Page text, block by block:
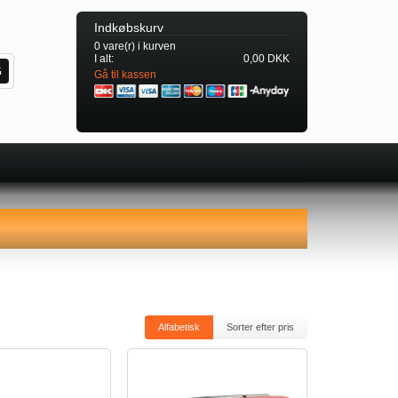
Indkøbskurv
0 vare(r) i kurven
I alt:
0,00 DKK
Gå til kassen
Alfabetisk Sorter efter pris